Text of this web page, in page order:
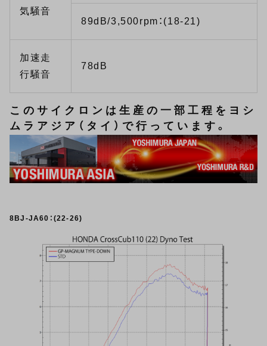
気騒音
89dB/3,500rpm：(18-21)
加速走
行騒音
78dB
このサイクロンは生産の一部工程をヨシ
ムラアジア（タイ）で行っています。
8BJ-JA60：(22-26)